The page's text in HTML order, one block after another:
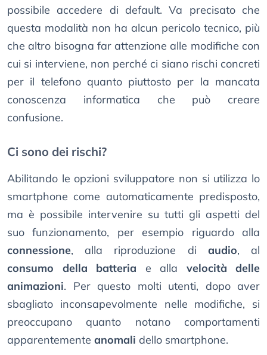
possibile accedere di default. Va precisato che
questa modalità non ha alcun pericolo tecnico, più
che altro bisogna far attenzione alle modifiche con
cui si interviene, non perché ci siano rischi concreti
per il telefono quanto piuttosto per la mancata
conoscenza informatica che può creare
confusione.
Ci sono dei rischi?
Abilitando le opzioni sviluppatore non si utilizza lo
smartphone come automaticamente predisposto,
ma è possibile intervenire su tutti gli aspetti del
suo funzionamento, per esempio riguardo alla
connessione, alla riproduzione di audio, al
consumo della batteria e alla velocità delle
animazioni. Per questo molti utenti, dopo aver
sbagliato inconsapevolmente nelle modifiche, si
preoccupano quanto notano comportamenti
apparentemente anomali dello smartphone.